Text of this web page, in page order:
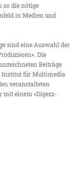
so die nötige
in Medien und
sind eine Auswahl der
Die
Beiträge
für Multimedia
veranstalteten
einem «Digezz-